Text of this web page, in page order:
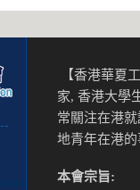
【香港華夏
家, 香港大學
常關注在港
地青年在港
本會宗旨: